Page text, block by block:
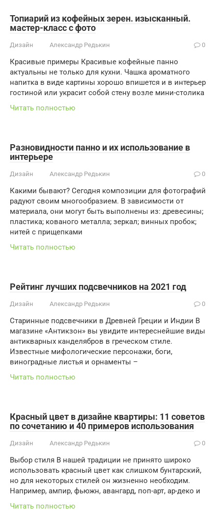
Топиарий из кофейных зерен. изысканный.
мастер-класс с фото
Дизайн Александр Редькин 0
Красивые примеры Красивые кофейные панно
актуальны не только для кухни. Чашка ароматного
напитка в виде картины хорошо впишется и в интерьер
гостиной или украсит собой стену возле мини-столика
Читать полностью
Разновидности панно и их использование в
интерьере
Дизайн Александр Редькин 0
Какими бывают? Сегодня композиции для фотографий
радуют своим многообразием. В зависимости от
материала, они могут быть выполнены из: древесины;
пластика; кованого металла; зеркал; винных пробок;
нитей с прищепками
Читать полностью
Рейтинг лучших подсвечников на 2021 год
Дизайн Александр Редькин 0
Старинные подсвечники в Древней Греции и Индии В
магазине «Антикзон» вы увидите интереснейшие виды
антикварных канделябров в греческом стиле.
Известные мифологические персонажи, боги,
виноградные листья и орнаменты –
Читать полностью
Красный цвет в дизайне квартиры: 11 советов
по сочетанию и 40 примеров использования
Дизайн Александр Редькин 0
Выбор стиля В нашей традиции не принято широко
использовать красный цвет как слишком бунтарский,
но для некоторых стилей он жизненно необходим.
Например, ампир, фьюжн, авангард, поп-арт, ар-деко и
Читать полностью